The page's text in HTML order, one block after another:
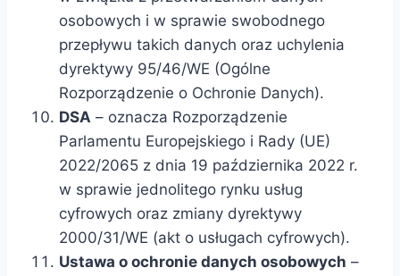
osobowych i w sprawie swobodnego
przepływu takich danych oraz uchylenia
dyrektywy 95/46/WE (Ogólne
Rozporządzenie o Ochronie Danych).
DSA – oznacza Rozporządzenie
Parlamentu Europejskiego i Rady (UE)
2022/2065 z dnia 19 października 2022 r.
w sprawie jednolitego rynku usług
cyfrowych oraz zmiany dyrektywy
2000/31/WE (akt o usługach cyfrowych).
Ustawa o ochronie danych osobowych –